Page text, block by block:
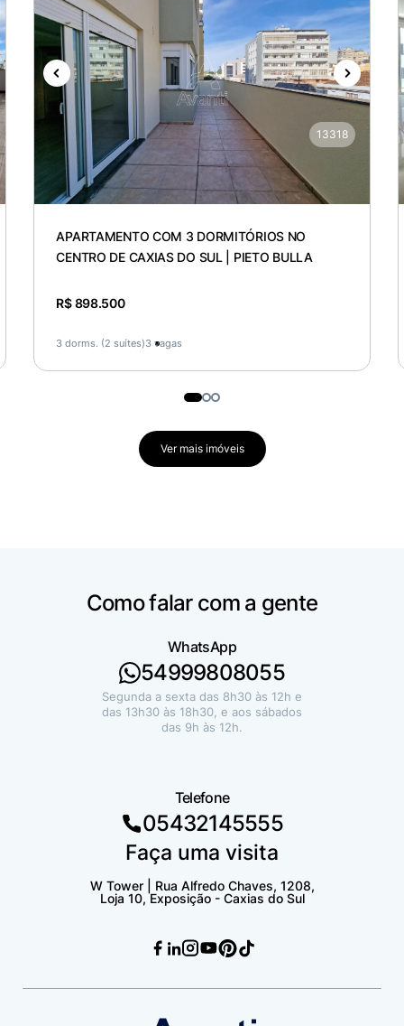
13318
APARTAMENTO COM 3 DORMITÓRIOS NO
CENTRO DE CAXIAS DO SUL | PIETO BULLA
R$ 898.500
3 dorms. (2 suítes)3 vagas
Ver mais imóveis
Como falar com a gente
WhatsApp
54999808055
Segunda a sexta das 8h30 às 12h e
das 13h30 às 18h30, e aos sábados
das 9h às 12h.
Telefone
05432145555
Faça uma visita
W Tower | Rua Alfredo Chaves, 1208,
Loja 10, Exposição - Caxias do Sul